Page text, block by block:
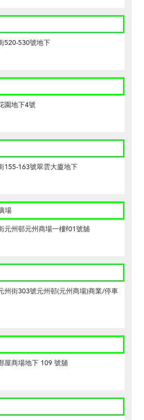
520-530號地下
園地下4號
155-163號翠雲大廈地下
場
元州邨元州商場一樓f01號舖
州街303號元州邨(元州商場)商業/停車
屋商場地下 109 號舖